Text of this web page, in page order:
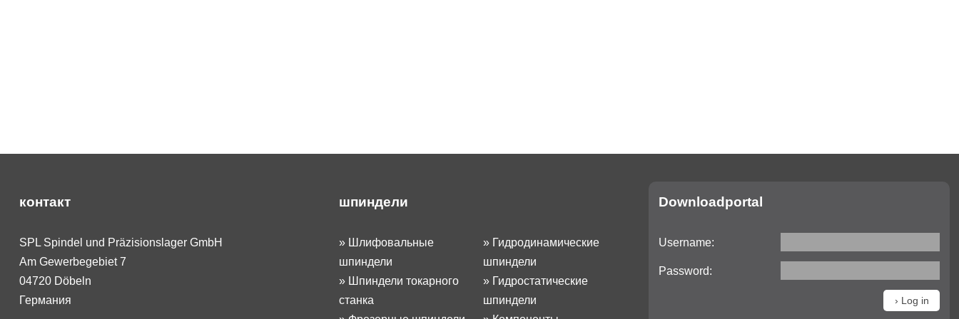
контакт
SPL Spindel und Präzisionslager GmbH
Am Gewerbegebiet 7
04720 Döbeln
Германия
шпиндели
» Шлифовальные
шпиндели
» Шпиндели токарного
станка
» Гидродинамические
шпиндели
» Гидростатические
шпиндели
Downloadportal
Username:
Password: